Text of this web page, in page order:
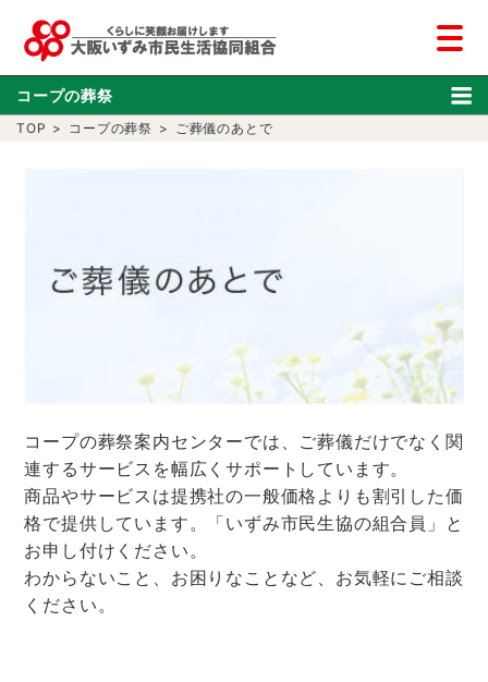
TOP > コープの葬祭 > ご葬儀のあとで
コープの葬祭案内センターでは、ご葬儀だけでなく関
連するサービスを幅広くサポートしています。
商品やサービスは提携社の一般価格よりも割引した価
格で提供しています。「いずみ市民生協の組合員」と
お申し付けください。
わからないこと、お困りなことなど、お気軽にご相談
ください。
コープの葬祭